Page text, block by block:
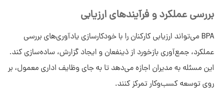
بررسی عملکرد و فرآیندهای ارزیابی
BPA می‌تواند ارزیابی‌ کارکنان را با خودکارسازی یادآوری‌های بررسی
عملکرد، جمع‌آوری بازخورد از ذینفعان و ایجاد گزارش، ساده‌سازی کند.
این مسئله به مدیران اجازه می‌دهد تا به جای وظایف اداری معمول، بر
روی توسعه کسب‌وکار تمرکز کنند.